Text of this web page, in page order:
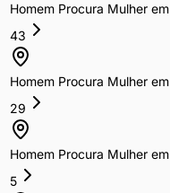
Homem Procura Mulherem
43
Homem Procura Mulherem
29
Homem Procura Mulherem
5